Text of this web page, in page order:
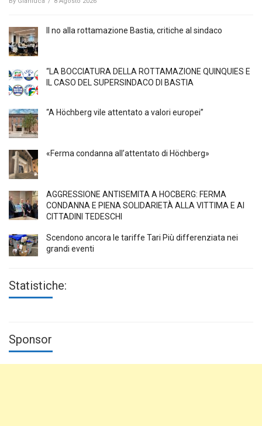
Il no alla rottamazione Bastia, critiche al sindaco
“LA BOCCIATURA DELLA ROTTAMAZIONE QUINQUIES E
IL CASO DEL SUPERSINDACO DI BASTIA
“A Höchberg vile attentato a valori europei”
«Ferma condanna all’attentato di Höchberg»
AGGRESSIONE ANTISEMITA A HÖCBERG: FERMA
CONDANNA E PIENA SOLIDARIETÀ ALLA VITTIMA E AI
CITTADINI TEDESCHI
Scendono ancora le tariffe Tari Più differenziata nei
grandi eventi
Statistiche:
Sponsor